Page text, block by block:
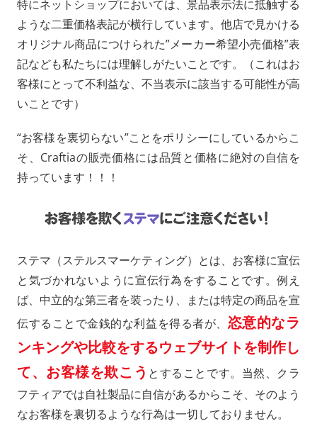
特にネットショップにおいては、景品表示法に抵触する
ような二重価格表記が横行しています。他店で見かける
オリジナル商品につけられた”メーカー希望小売価格”表
記なども私たちには理解しがたいことです。（これはお
客様にとって不利益な、不当表示に該当する可能性が高
いことです）
“お客様を裏切らない”ことをポリシーにしているからこ
そ、Craftiaの販売価格には品質と価格に絶対の自信を
持っています！！！
ステマ（ステルスマーケティング）とは、お客様に宣伝
と気づかれないように宣伝行為をすることです。例え
ば、中立的な第三者を装ったり、または特定の商品を宣
伝することで金銭的な利益を得る者が、 恣意的なラ
ンキングや比較をするウェブサイトを制作し
て、お客様を欺こう とすることです。当然、クラ
フティアでは自社製品に自信があるからこそ、そのよう
なお客様を裏切るような行為は一切しておりません。